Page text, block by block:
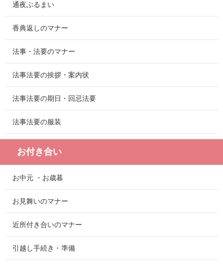
通夜ぶるまい
香典返しのマナー
法事・法要のマナー
法事法要の挨拶・案内状
法事法要の期日・回忌法要
法事法要の服装
お付き合い
お中元 ・お歳暮
お見舞いのマナー
近所付き合いのマナー
引越し手続き・準備